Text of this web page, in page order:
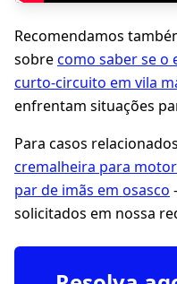
Recomendamos
sobrecomo saber se
curto-circuito em vila
enfrentam situações
Para casos
cremalheira para
par de imãs em osasco
solicitados em nossa